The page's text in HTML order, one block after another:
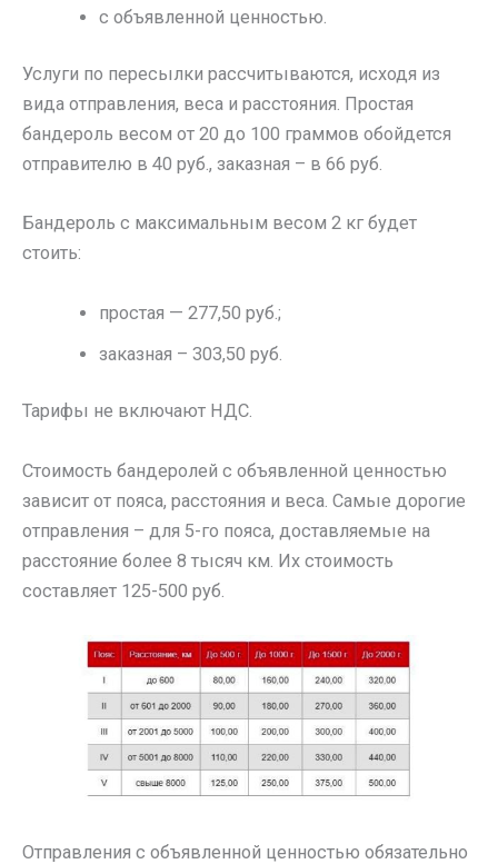
с объявленной ценностью.
Услуги по пересылки рассчитываются, исходя из
вида отправления, веса и расстояния. Простая
бандероль весом от 20 до 100 граммов обойдется
отправителю в 40 руб., заказная – в 66 руб.
Бандероль с максимальным весом 2 кг будет
стоить:
простая — 277,50 руб.;
заказная – 303,50 руб.
Тарифы не включают НДС.
Стоимость бандеролей с объявленной ценностью
зависит от пояса, расстояния и веса. Самые дорогие
отправления – для 5-го пояса, доставляемые на
расстояние более 8 тысяч км. Их стоимость
составляет 125-500 руб.
Отправления с объявленной ценностью обязательно